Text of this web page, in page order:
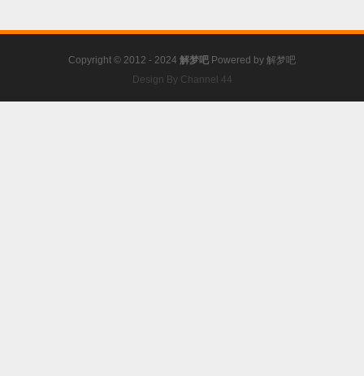
Copyright © 2012 - 2024 解梦吧 Powered by 解梦吧
Design By Channel 44